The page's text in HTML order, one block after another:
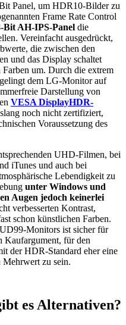
Panel, um HDR10-Bilder zu
Frame Rate Control
Bit AH-IPS-Panel die
Vereinfacht ausgedrückt,
die zwischen den
und das Display schaltet
um. Durch die extrem
dem LG-Monitor auf
Darstellung von
VESA DisplayHDR-
noch nicht zertifiziert,
Voraussetzung des
UHD-Filmen, bei
iTunes und auch bei
Lebendigkeit zu
unter Windows und
Augen jedoch keinerlei
verbesserten Kontrast,
schon künstlichen Farben.
Monitors ist sicher für
Kaufargument, für den
der HDR-Standard eher eine
zu sein.
es Alternativen?